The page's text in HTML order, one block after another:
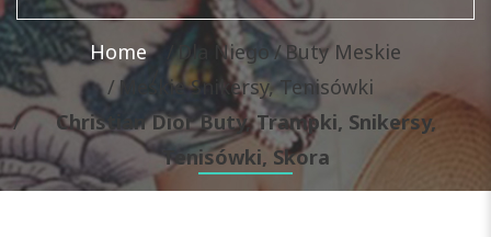
Home Dla Niego Buty Meskie
Meskie Snikersy, Tenisówki
Christian Dior Buty, Trampki, Snikersy,
Tenisówki, Skora